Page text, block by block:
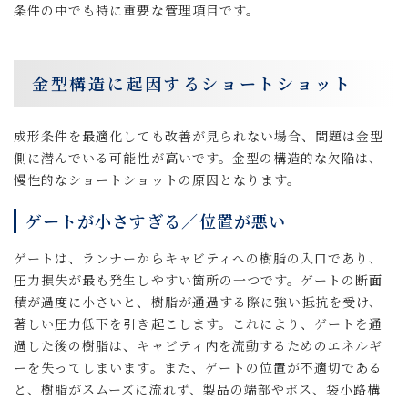
条件の中でも特に重要な管理項目です。
金型構造に起因するショートショット
成形条件を最適化しても改善が見られない場合、問題は金型
側に潜んでいる可能性が高いです。金型の構造的な欠陥は、
慢性的なショートショットの原因となります。
ゲートが小さすぎる／位置が悪い
ゲートは、ランナーからキャビティへの樹脂の入口であり、
圧力損失が最も発生しやすい箇所の一つです。ゲートの断面
積が過度に小さいと、樹脂が通過する際に強い抵抗を受け、
著しい圧力低下を引き起こします。これにより、ゲートを通
過した後の樹脂は、キャビティ内を流動するためのエネルギ
ーを失ってしまいます。また、ゲートの位置が不適切である
と、樹脂がスムーズに流れず、製品の端部やボス、袋小路構